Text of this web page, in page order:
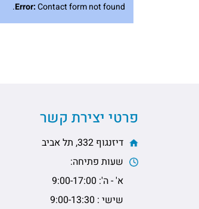
Error:Contact form not found.
פרטי יצירת קשר
דיזנגוף 332, תל אביב
שעות פתיחה:
א' - ה': 9:00-17:00
שישי : 9:00-13:30